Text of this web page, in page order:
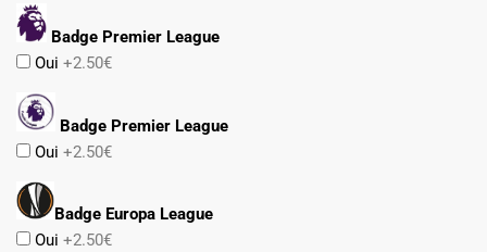
Badge Premier League
Oui +2.50€
Badge Premier League
Oui +2.50€
Badge Europa League
Oui +2.50€